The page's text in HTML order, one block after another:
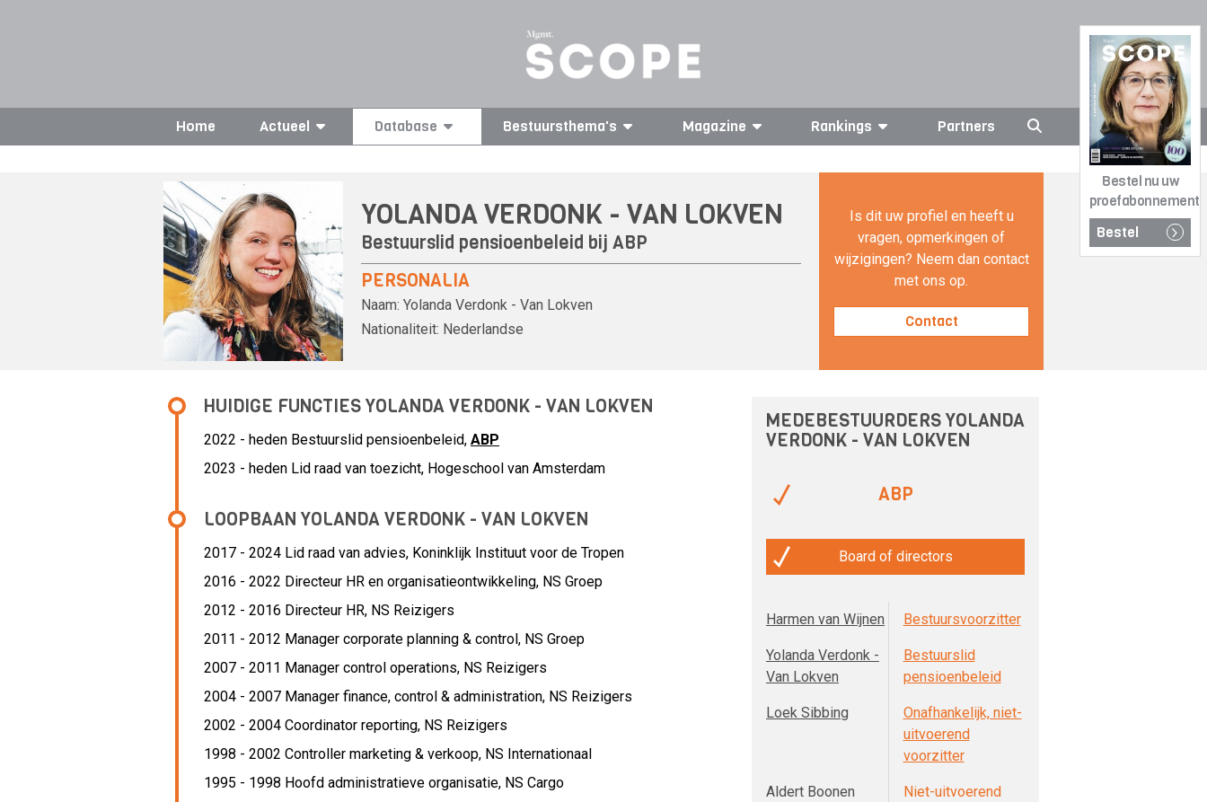
Bestel nu uw
proefabonnement
Bestel
Home Actueel Database Bestuursthema's Magazine Rankings Partners
YOLANDA VERDONK - VAN LOKVEN
Bestuurslid pensioenbeleid bij ABP
PERSONALIA
Naam: Yolanda Verdonk - Van Lokven
Nationaliteit: Nederlandse
Is dit uw profiel en heeft u
vragen, opmerkingen of
wijzigingen? Neem dan contact
met ons op.
Contact
HUIDIGE FUNCTIES YOLANDA VERDONK - VAN LOKVEN
2022 - heden Bestuurslid pensioenbeleid, ABP
2023 - heden Lid raad van toezicht, Hogeschool van Amsterdam
LOOPBAAN YOLANDA VERDONK - VAN LOKVEN
2017 - 2024 Lid raad van advies, Koninklijk Instituut voor de Tropen
2016 - 2022 Directeur HR en organisatieontwikkeling, NS Groep
2012 - 2016 Directeur HR, NS Reizigers
2011 - 2012 Manager corporate planning & control, NS Groep
2007 - 2011 Manager control operations, NS Reizigers
2004 - 2007 Manager finance, control & administration, NS Reizigers
2002 - 2004 Coordinator reporting, NS Reizigers
1998 - 2002 Controller marketing & verkoop, NS Internationaal
1995 - 1998 Hoofd administratieve organisatie, NS Cargo
MEDEBESTUURDERS YOLANDA
VERDONK - VAN LOKVEN
ABP
Board of directors
Harmen van Wijnen Bestuursvoorzitter
Yolanda Verdonk -
Van Lokven
Bestuurslid
pensioenbeleid
Loek Sibbing
Onafhankelijk, niet-
uitvoerend
voorzitter
Aldert Boonen
Niet-uitvoerend